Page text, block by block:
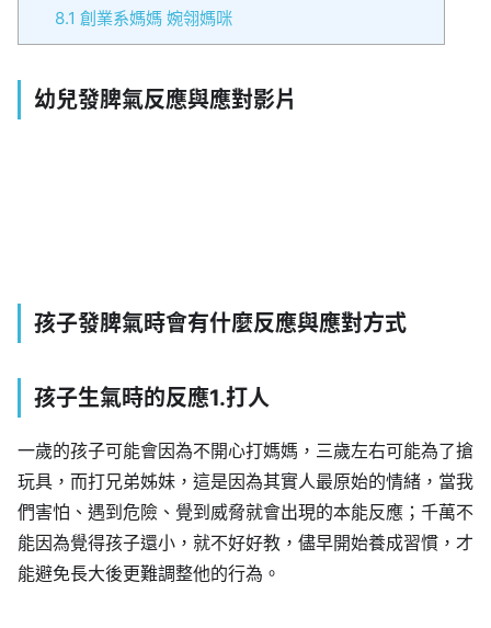
8.1 創業系媽媽 婉翎媽咪
幼兒發脾氣反應與應對影片
孩子發脾氣時會有什麼反應與應對方式
孩子生氣時的反應1.打人
一歲的孩子可能會因為不開心打媽媽，三歲左右可能為了搶
玩具，而打兄弟姊妹，這是因為其實人最原始的情緒，當我
們害怕、遇到危險、覺到威脅就會出現的本能反應；千萬不
能因為覺得孩子還小，就不好好教，儘早開始養成習慣，才
能避免長大後更難調整他的行為。